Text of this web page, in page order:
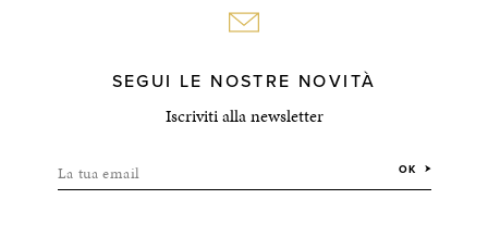
SEGUI LE NOSTRE NOVITÀ
Iscriviti alla newsletter
La tua email OK